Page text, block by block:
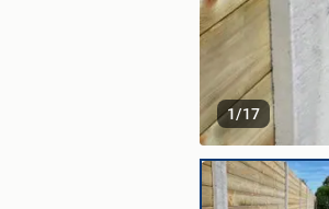
1/17